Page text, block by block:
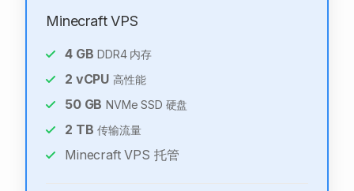
Minecraft VPS
4GB DDR4 内存
2 vCPU 高性能
50GB NVMe SSD 硬盘
2 TB 传输流量
Minecraft VPS 托管